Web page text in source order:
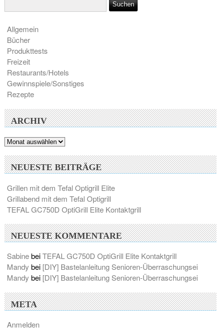
Allgemein
Bücher
Produkttests
Freizeit
Restaurants/Hotels
Gewinnspiele/Sonstiges
Rezepte
ARCHIV
Archiv
NEUESTE BEITRÄGE
Grillen mit dem Tefal Optigrill Elite
Grillabend mit dem Tefal Optigrill
TEFAL GC750D OptiGrill Elite Kontaktgrill
NEUESTE KOMMENTARE
SabinebeiTEFAL GC750D OptiGrill Elite Kontaktgrill
Mandy bei [DIY] Bastelanleitung Senioren-Überraschungsei
Mandy bei [DIY] Bastelanleitung Senioren-Überraschungsei
META
Anmelden